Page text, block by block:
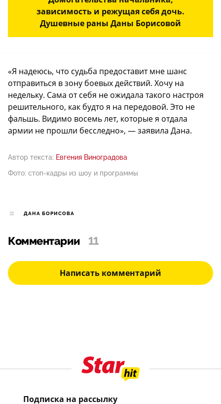
зависимость и режущая себя дочь.
Душевные раны Даны Борисовой
«Я надеюсь, что судьба предоставит мне шанс
отправиться в зону боевых действий. Хочу на
недельку. Сама от себя не ожидала такого настроя
решительного, как будто я на передовой. Это не
фальшь. Видимо восемь лет, которые я отдала
армии не прошли бесследно», — заявила Дана.
Автор текста: Евгения Виноградова
Фото: стоп-кадры из шоу и программы
ДАНА БОРИСОВА
Комментарии 11
Написать комментарий
Подписка на рассылку